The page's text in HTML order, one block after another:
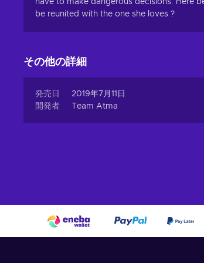
have to make dangerous decisions. Here
be reunited with the one she loves ?
その他の詳細
発売日
2019年7月11日
開発者
Team Atma